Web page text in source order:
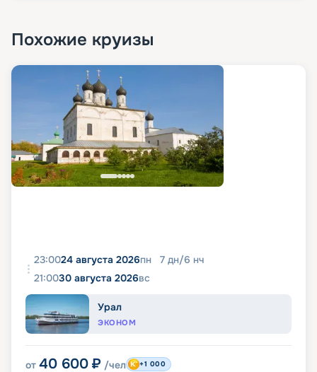
Похожие круизы
23:0024 августа 2026пн 7 дн/6 нч
21:0030 августа 2026вс
Урал
ЭКОНОМ
от 40 600 ₽ /чел +1 000